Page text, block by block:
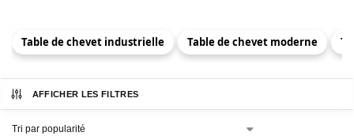
Table de chevet industrielle Table de chevet moderne
AFFICHER LES FILTRES